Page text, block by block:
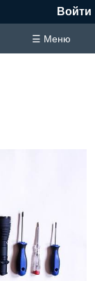
Войти
☰ Меню